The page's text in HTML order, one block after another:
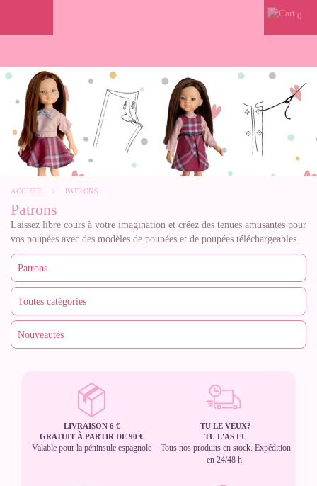
0
ACCUEIL > PATRONS
Patrons
Laissez libre cours à votre imagination et créez des tenues amusantes pour
vos poupées avec des modèles de poupées et de poupées téléchargeables.
LIVRAISON 6 €
GRATUIT À PARTIR DE 90 €
Valable pour la péninsule espagnole
TU LE VEUX?
TU L'AS EU
Tous nos produits en stock. Expédition
en 24/48 h.